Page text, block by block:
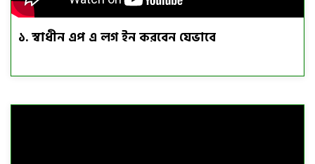
১. স্বাধীন এপ এ লগ ইন করবেন যেভাবে